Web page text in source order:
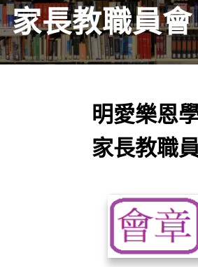
家長教職員會
明愛樂恩
家長教職